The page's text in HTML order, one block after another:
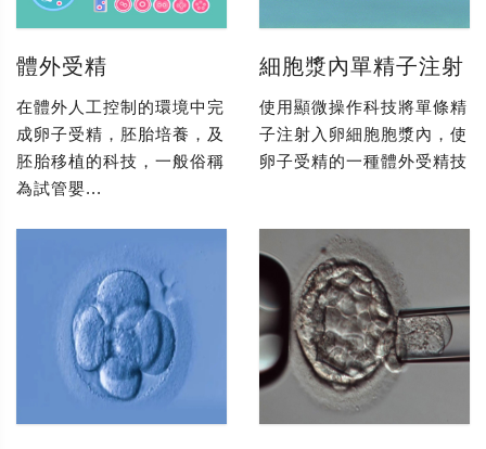
體外受精
在體外人工控制的環境中完
成卵子受精，胚胎培養，及
胚胎移植的科技，一般俗稱
為試管嬰...
細胞漿內單精子注射
使用顯微操作科技將單條精
子注射入卵細胞胞漿內，使
卵子受精的一種體外受精技